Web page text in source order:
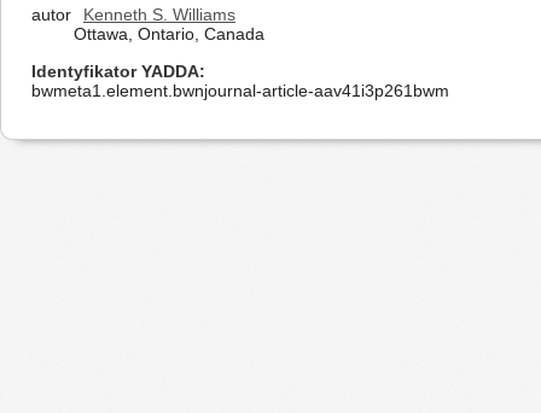
autor
Kenneth S. Williams
Ottawa, Ontario, Canada
Identyfikator YADDA
bwmeta1.element.bwnjournal-article-aav41i3p261bwm